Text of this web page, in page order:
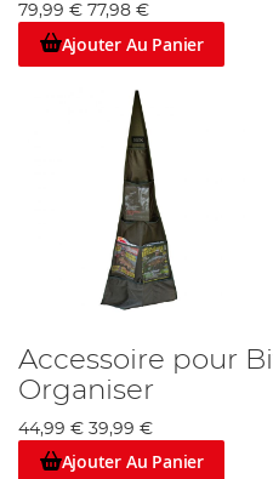
79,99 € 77,98 €
Ajouter Au Panier
Accessoire pour
Organiser
44,99 € 39,99 €
Ajouter Au Panier